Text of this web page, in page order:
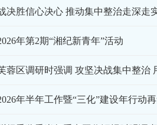
决胜信心决心 推动集中整治走深走
年第2期“湘纪新青年”活动